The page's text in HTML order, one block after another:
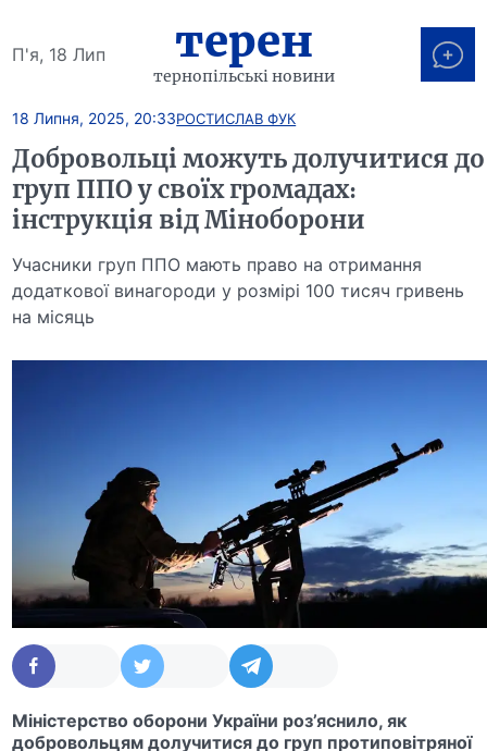
П'я, 18 Лип терен
тернопільські новини
18 Липня, 2025, 20:33РОСТИСЛАВ ФУК
Добровольці можуть долучитися до
груп ППО у своїх громадах:
інструкція від Міноборони
Учасники груп ППО мають право на отримання
додаткової винагороди у розмірі 100 тисяч гривень
на місяць
Міністерство оборони України роз’яснило, як
добровольцям долучитися до груп протиповітряної